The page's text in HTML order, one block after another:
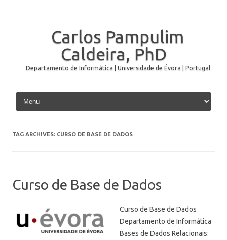
Carlos Pampulim
Caldeira, PhD
Departamento de Informática | Universidade de Évora | Portugal
Skip to content
TAG ARCHIVES: CURSO DE BASE DE DADOS
Curso de Base de Dados
Curso de Base de Dados
Departamento de Informática
Bases de Dados Relacionais: